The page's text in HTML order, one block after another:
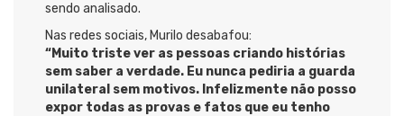
sendo analisado.
Nas redes sociais, Murilo desabafou:
“Muito triste ver as pessoas criando histórias
sem saber a verdade. Eu nunca pediria a guarda
unilateral sem motivos. Infelizmente não posso
expor todas as provas e fatos que eu tenho